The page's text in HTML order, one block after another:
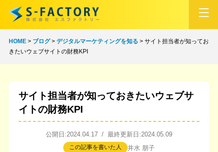
HOME> ブログ> デジタルマーケティングを知る > サイト担当者が知ってお
きたいウェブサイトの財務KPI
サイト担当者が知っておきたいウェブサ
イトの財務KPI
公開日:2024.04.17 / 最終更新日:2024.05.09
この記事を書いた人 井水 朋子